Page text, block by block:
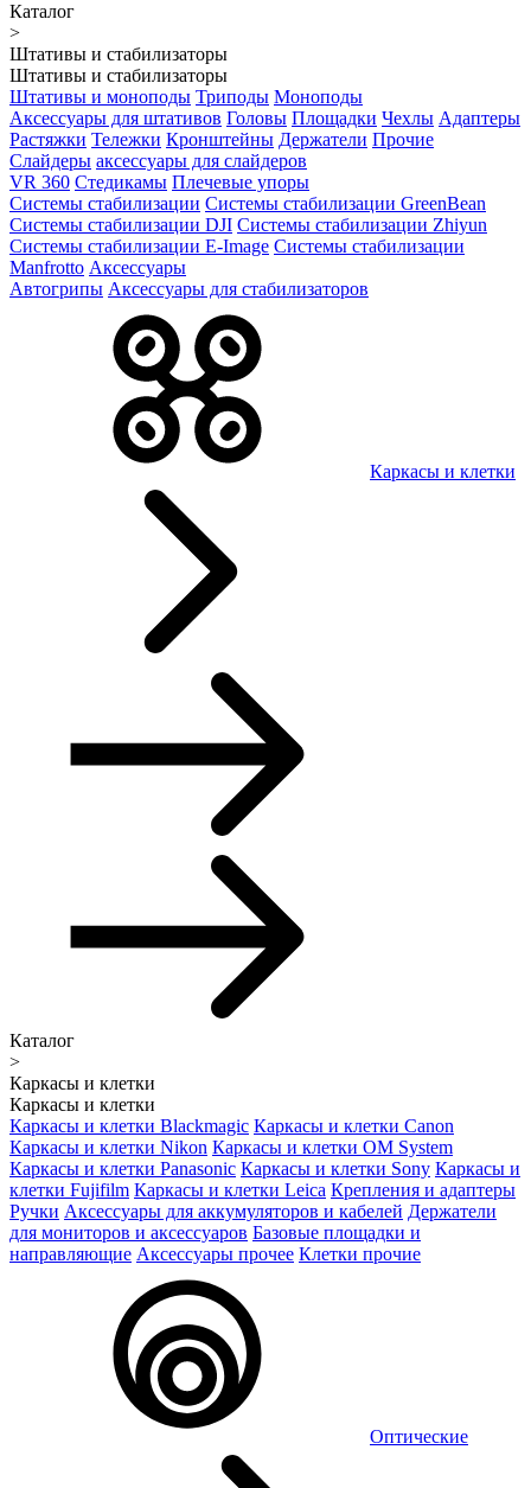
Каталог
>
Штативы и стабилизаторы
Штативы и стабилизаторы
Штативы и моноподы Триподы Моноподы
Аксессуары для штативов Головы Площадки Чехлы Адаптеры
Растяжки Тележки Кронштейны Держатели Прочие
Слайдеры аксессуары для слайдеров
VR 360 Стедикамы Плечевые упоры
Системы стабилизации Системы стабилизации GreenBean
Системы стабилизации DJI Системы стабилизации Zhiyun
Системы стабилизации E-Image Системы стабилизации
Manfrotto Аксессуары
Автогрипы Аксессуары для стабилизаторов
Каркасы и клетки
Каталог
>
Каркасы и клетки
Каркасы и клетки
Каркасы и клетки Blackmagic Каркасы и клетки Canon
Каркасы и клетки Nikon Каркасы и клетки OM System
Каркасы и клетки Panasonic Каркасы и клетки Sony Каркасы и
клетки Fujifilm Каркасы и клетки Leica Крепления и адаптеры
Ручки Аксессуары для аккумуляторов и кабелей Держатели
для мониторов и аксессуаров Базовые площадки и
направляющие Аксессуары прочее Клетки прочие
Оптические